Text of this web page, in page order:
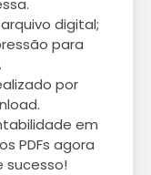
digital;
para
por
em
PDFs agora
sucesso!